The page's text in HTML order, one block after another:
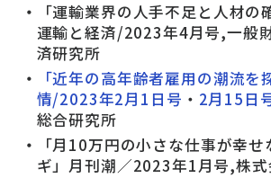
「運輸業界の人手不足と人材の
運輸と経済/2023年4月号,一般
済研究所
「近年の高年齢者雇用の潮流を
情/2023年2月1日号 ・ 2月15日
総合研究所
「月10万円の小さな仕事が幸
ギ」月刊潮／2023年1月号,株